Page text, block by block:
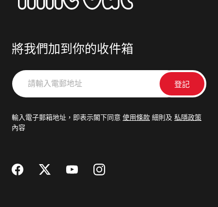
將我們加到你的收件箱
請
輸
郵
輸入電子郵箱地址，即表示閣下同意 使用條款 細則及 私隱政策
內容